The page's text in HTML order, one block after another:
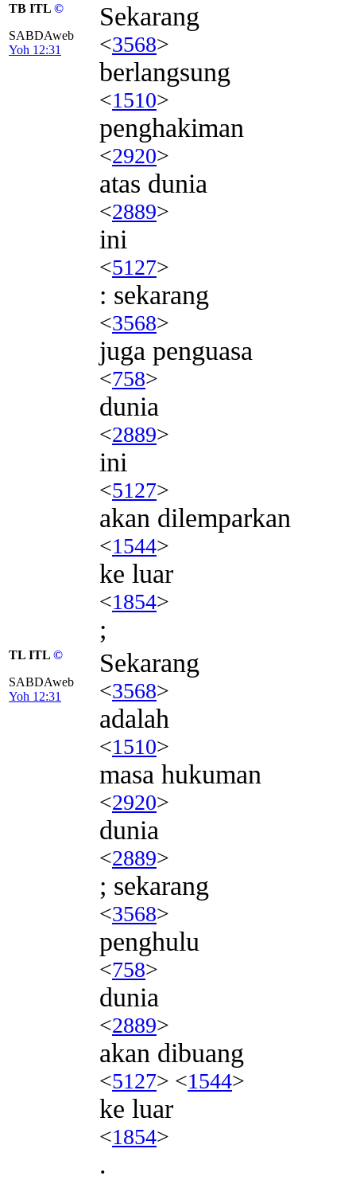
TB ITL ©
SABDAweb
Yoh 12:31
Sekarang
<3568>
berlangsung
<1510>
penghakiman
<2920>
atas dunia
<2889>
ini
<5127>
: sekarang
<3568>
juga penguasa
<758>
dunia
<2889>
ini
<5127>
akan dilemparkan
<1544>
ke luar
<1854>
;
TL ITL ©
SABDAweb
Yoh 12:31
Sekarang
<3568>
adalah
<1510>
masa hukuman
<2920>
dunia
<2889>
; sekarang
<3568>
penghulu
<758>
dunia
<2889>
akan dibuang
<5127> <1544>
ke luar
<1854>
.